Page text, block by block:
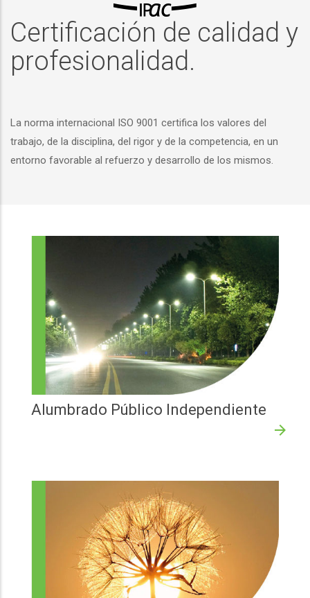
Certificación de calidad y
profesionalidad.
La norma internacional ISO 9001 certifica los valores del
trabajo, de la disciplina, del rigor y de la competencia, en un
entorno favorable al refuerzo y desarrollo de los mismos.
Alumbrado Público Independiente